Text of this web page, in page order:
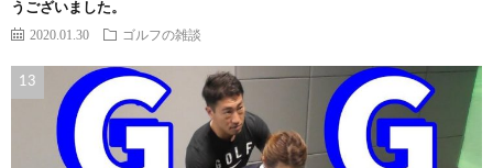
うございました。
2020.01.30 ゴルフの雑談